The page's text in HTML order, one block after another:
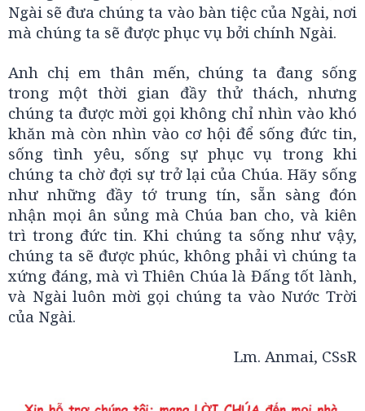
Ngài sẽ đưa chúng ta vào bàn tiệc của Ngài, nơi
mà chúng ta sẽ được phục vụ bởi chính Ngài.
Anh chị em thân mến, chúng ta đang sống
trong một thời gian đầy thử thách, nhưng
chúng ta được mời gọi không chỉ nhìn vào khó
khăn mà còn nhìn vào cơ hội để sống đức tin,
sống tình yêu, sống sự phục vụ trong khi
chúng ta chờ đợi sự trở lại của Chúa. Hãy sống
như những đầy tớ trung tín, sẵn sàng đón
nhận mọi ân sủng mà Chúa ban cho, và kiên
trì trong đức tin. Khi chúng ta sống như vậy,
chúng ta sẽ được phúc, không phải vì chúng ta
xứng đáng, mà vì Thiên Chúa là Đấng tốt lành,
và Ngài luôn mời gọi chúng ta vào Nước Trời
của Ngài.
Lm. Anmai, CSsR